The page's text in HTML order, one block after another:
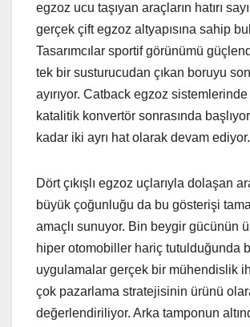
egzoz ucu taşıyan araçların hatırı
gerçek çift egzoz altyapısına sahip
Tasarımcılar sportif görünümü
tek bir susturucudan çıkan boruyu
ayırıyor. Catback egzoz
katalitik konvertör sonrasında
kadar iki ayrı hat olarak devam ediyor.
Dört çıkışlı egzoz uçlarıyla dolaşan
büyük çoğunluğu da bu gösterişi
amaçlı sunuyor. Bin beygir gücünün
hiper otomobiller hariç tutulduğunda
uygulamalar gerçek bir mühendislik
çok pazarlama stratejisinin ürünü
değerlendiriliyor. Arka tamponun